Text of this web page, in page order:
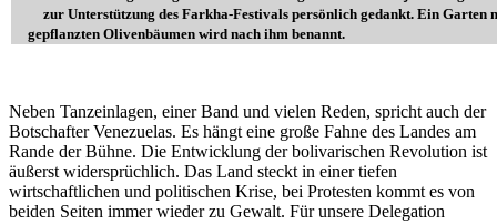
zur Unterstützung des Farkha-Festivals persönlich gedankt. Ein Garten
gepflanzten Olivenbäumen wird nach ihm benannt.
Neben Tanzeinlagen, einer Band und vielen Reden, spricht auch der
Botschafter Venezuelas. Es hängt eine große Fahne des Landes am
Rande der Bühne. Die Entwicklung der bolivarischen Revolution ist
äußerst widersprüchlich. Das Land steckt in einer tiefen
wirtschaftlichen und politischen Krise, bei Protesten kommt es von
beiden Seiten immer wieder zu Gewalt. Für unsere Delegation